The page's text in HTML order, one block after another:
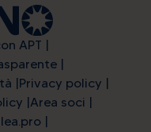
APT
Privacy policy
Area soci